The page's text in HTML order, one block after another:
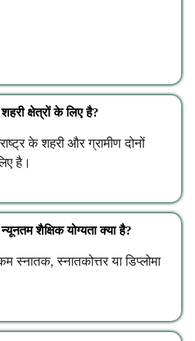
क्षेत्रों के लिए है?
के शहरी और ग्रामीण दोनों
है।
शैक्षिक योग्यता क्या है?
स्नातकोत्तर या डिप्लोमा